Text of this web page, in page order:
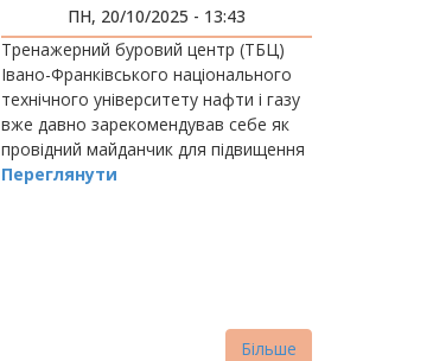
ПН, 20/10/2025 - 13:43
Тренажерний буровий центр (ТБЦ)
Івано-Франківського національного
технічного університету нафти і газу
вже давно зарекомендував себе як
провідний майданчик для підвищення
кваліфікації та сертифікації фахівців
Переглянути
Більше